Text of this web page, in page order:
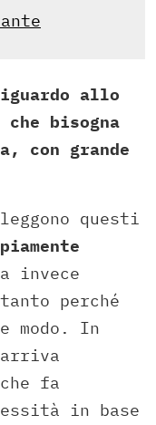
allo
bisogna
con grande
questi
invece
perché
modo. In
fa
in base